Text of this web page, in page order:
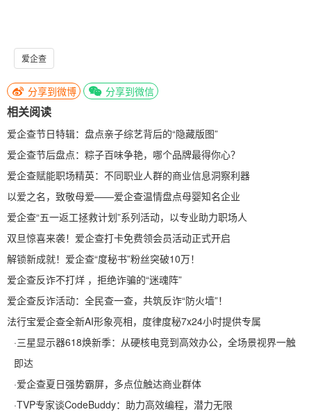
爱企查
分享到微博 分享到微信
相关阅读
爱企查节日特辑：盘点亲子综艺背后的“隐藏版图”
爱企查节后盘点：粽子百味争艳，哪个品牌最得你心？
爱企查赋能职场精英：不同职业人群的商业信息洞察利器
以爱之名，致敬母爱——爱企查温情盘点母婴知名企业
爱企查“五一返工拯救计划”系列活动，以专业助力职场人
双旦惊喜来袭！爱企查打卡免费领会员活动正式开启
解锁新成就！爱企查“度秘书”粉丝突破10万！
爱企查反诈不打烊 ，拒绝诈骗的“迷魂阵”
爱企查反诈活动：全民查一查，共筑反诈“防火墙”！
法行宝爱企查全新AI形象亮相，度律度秘7x24小时提供专属
·三星显示器618焕新季：从硬核电竞到高效办公，全场景视界一触
即达
·爱企查夏日强势霸屏，多点位触达商业群体
·TVP专家谈CodeBuddy：助力高效编程，潜力无限